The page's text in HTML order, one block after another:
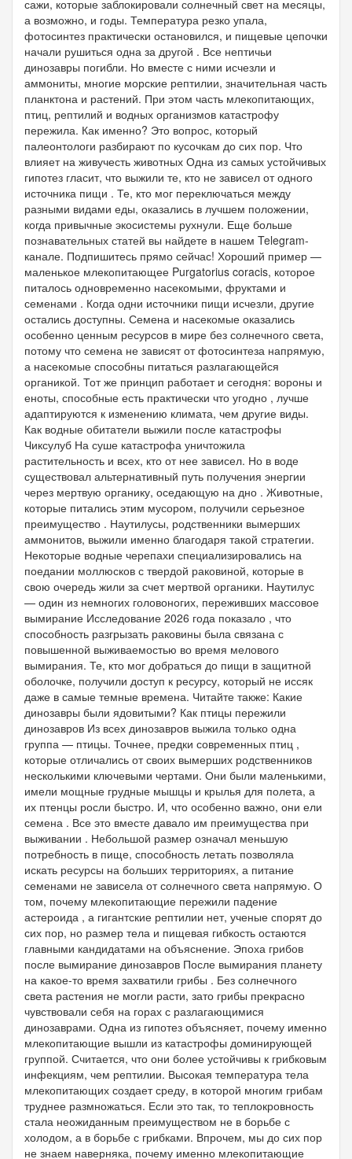
сажи, которые заблокировали солнечный свет на месяцы,
а возможно, и годы. Температура резко упала,
фотосинтез практически остановился, и пищевые цепочки
начали рушиться одна за другой . Все нептичьи
динозавры погибли. Но вместе с ними исчезли и
аммониты, многие морские рептилии, значительная часть
планктона и растений. При этом часть млекопитающих,
птиц, рептилий и водных организмов катастрофу
пережила. Как именно? Это вопрос, который
палеонтологи разбирают по кусочкам до сих пор. Что
влияет на живучесть животных Одна из самых устойчивых
гипотез гласит, что выжили те, кто не зависел от одного
источника пищи . Те, кто мог переключаться между
разными видами еды, оказались в лучшем положении,
когда привычные экосистемы рухнули. Еще больше
познавательных статей вы найдете в нашем Telegram-
канале. Подпишитесь прямо сейчас! Хороший пример —
маленькое млекопитающее Purgatorius coracis, которое
питалось одновременно насекомыми, фруктами и
семенами . Когда одни источники пищи исчезли, другие
остались доступны. Семена и насекомые оказались
особенно ценным ресурсов в мире без солнечного света,
потому что семена не зависят от фотосинтеза напрямую,
а насекомые способны питаться разлагающейся
органикой. Тот же принцип работает и сегодня: вороны и
еноты, способные есть практически что угодно , лучше
адаптируются к изменению климата, чем другие виды.
Как водные обитатели выжили после катастрофы
Чиксулуб На суше катастрофа уничтожила
растительность и всех, кто от нее зависел. Но в воде
существовал альтернативный путь получения энергии
через мертвую органику, оседающую на дно . Животные,
которые питались этим мусором, получили серьезное
преимущество . Наутилусы, родственники вымерших
аммонитов, выжили именно благодаря такой стратегии.
Некоторые водные черепахи специализировались на
поедании моллюсков с твердой раковиной, которые в
свою очередь жили за счет мертвой органики. Наутилус
— один из немногих головоногих, переживших массовое
вымирание Исследование 2026 года показало , что
способность разгрызать раковины была связана с
повышенной выживаемостью во время мелового
вымирания. Те, кто мог добраться до пищи в защитной
оболочке, получили доступ к ресурсу, который не иссяк
даже в самые темные времена. Читайте также: Какие
динозавры были ядовитыми? Как птицы пережили
динозавров Из всех динозавров выжила только одна
группа — птицы. Точнее, предки современных птиц ,
которые отличались от своих вымерших родственников
несколькими ключевыми чертами. Они были маленькими,
имели мощные грудные мышцы и крылья для полета, а
их птенцы росли быстро. И, что особенно важно, они ели
семена . Все это вместе давало им преимущества при
выживании . Небольшой размер означал меньшую
потребность в пище, способность летать позволяла
искать ресурсы на больших территориях, а питание
семенами не зависела от солнечного света напрямую. О
том, почему млекопитающие пережили падение
астероида , а гигантские рептилии нет, ученые спорят до
сих пор, но размер тела и пищевая гибкость остаются
главными кандидатами на объяснение. Эпоха грибов
после вымирание динозавров После вымирания планету
на какое-то время захватили грибы . Без солнечного
света растения не могли расти, зато грибы прекрасно
чувствовали себя на горах с разлагающимися
динозаврами. Одна из гипотез объясняет, почему именно
млекопитающие вышли из катастрофы доминирующей
группой. Считается, что они более устойчивы к грибковым
инфекциям, чем рептилии. Высокая температура тела
млекопитающих создает среду, в которой многим грибам
труднее размножаться. Если это так, то теплокровность
стала неожиданным преимуществом не в борьбе с
холодом, а в борьбе с грибками. Впрочем, мы до сих пор
не знаем наверняка, почему именно млекопитающие